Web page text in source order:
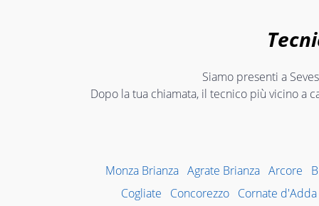
Siamo presenti a
Dopo la tua chiamata, il tecnico più vicino a
Monza Brianza Agrate Brianza Arcore
Cogliate
Concorezzo Cornate d'Adda